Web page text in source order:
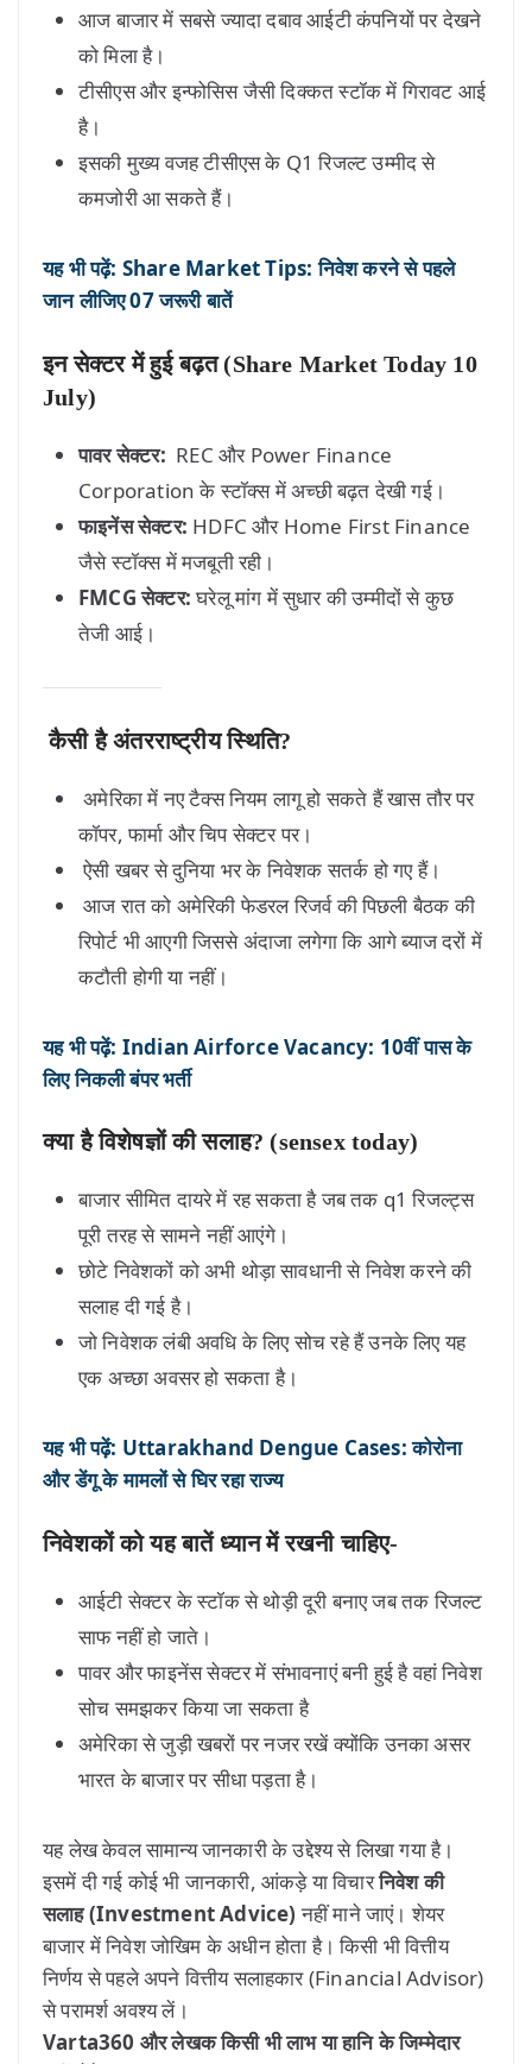
आज बाजार में सबसे ज्यादा दबाव आईटी कंपनियों पर देखने
को मिला है।
टीसीएस और इन्फोसिस जैसी दिक्कत स्टॉक में गिरावट आई
है।
इसकी मुख्य वजह टीसीएस के Q1 रिजल्ट उम्मीद से
कमजोरी आ सकते हैं।
यह भी पढ़ें: Share Market Tips: निवेश करने से पहले
जान लीजिए 07 जरूरी बातें
इन सेक्टर में हुई बढ़त (Share Market Today 10
July)
पावर सेक्टर: REC और Power Finance
Corporation के स्टॉक्स में अच्छी बढ़त देखी गई।
फाइनेंस सेक्टर: HDFC और Home First Finance
जैसे स्टॉक्स में मजबूती रही।
FMCG सेक्टर:घरेलू मांग में सुधार की उम्मीदों से कुछ
तेजी आई।
कैसी है अंतरराष्ट्रीय स्थिति?
अमेरिका में नए टैक्स नियम लागू हो सकते हैं खास तौर पर
कॉपर, फार्मा और चिप सेक्टर पर।
ऐसी खबर से दुनिया भर के निवेशक सतर्क हो गए हैं।
आज रात को अमेरिकी फेडरल रिजर्व की पिछली बैठक की
रिपोर्ट भी आएगी जिससे अंदाजा लगेगा कि आगे ब्याज दरों में
कटौती होगी या नहीं।
यह भी पढ़ें: Indian Airforce Vacancy: 10वीं पास के
लिए निकली बंपर भर्ती
क्या है विशेषज्ञों की सलाह? (sensex today)
बाजार सीमित दायरे में रह सकता है जब तक q1 रिजल्ट्स
पूरी तरह से सामने नहीं आएंगे।
छोटे निवेशकों को अभी थोड़ा सावधानी से निवेश करने की
सलाह दी गई है।
जो निवेशक लंबी अवधि के लिए सोच रहे हैं उनके लिए यह
एक अच्छा अवसर हो सकता है।
यह भी पढ़ें: Uttarakhand Dengue Cases: कोरोना
और डेंगू के मामलों से घिर रहा राज्य
निवेशकों को यह बातें ध्यान में रखनी चाहिए-
आईटी सेक्टर के स्टॉक से थोड़ी दूरी बनाए जब तक रिजल्ट
साफ नहीं हो जाते।
पावर और फाइनेंस सेक्टर में संभावनाएं बनी हुई है वहां निवेश
सोच समझकर किया जा सकता है
अमेरिका से जुड़ी खबरों पर नजर रखें क्योंकि उनका असर
भारत के बाजार पर सीधा पड़ता है।
यह लेख केवल सामान्य जानकारी के उद्देश्य से लिखा गया है।
इसमें दी गई कोई भी जानकारी, आंकड़े या विचारनिवेश की
सलाह (Investment Advice) नहीं माने जाएं। शेयर
बाजार में निवेश जोखिम के अधीन होता है। किसी भी वित्तीय
निर्णय से पहले अपने वित्तीय सलाहकार (Financial Advisor)
से परामर्श अवश्य लें।
Varta360 और लेखक किसी भी लाभ या हानि के जिम्मेदार